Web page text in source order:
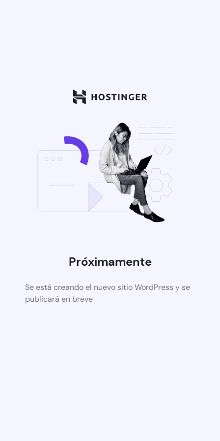
Próximamente
Se está creando el nuevo sitio WordPress y se
publicará en breve